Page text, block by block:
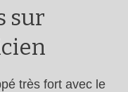
sur
très fort avec le